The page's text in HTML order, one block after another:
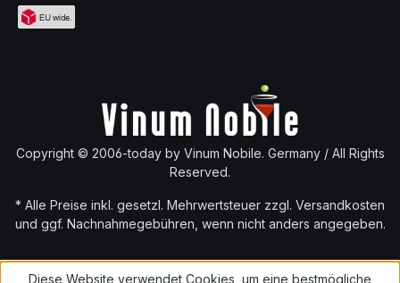
Copyright © 2006-today by Vinum Nobile. Germany / All Rights
Reserved.
* Alle Preise inkl. gesetzl. Mehrwertsteuer zzgl. Versandkosten
und ggf. Nachnahmegebühren, wenn nicht anders angegeben.
Diese Website verwendet Cookies, um eine bestmögliche